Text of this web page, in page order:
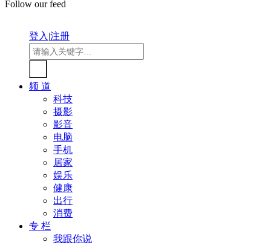
Follow our feed
登入|注册
频 道
科技
摄影
影音
电脑
手机
居家
娱乐
健康
出行
消费
专 栏
我跟你说